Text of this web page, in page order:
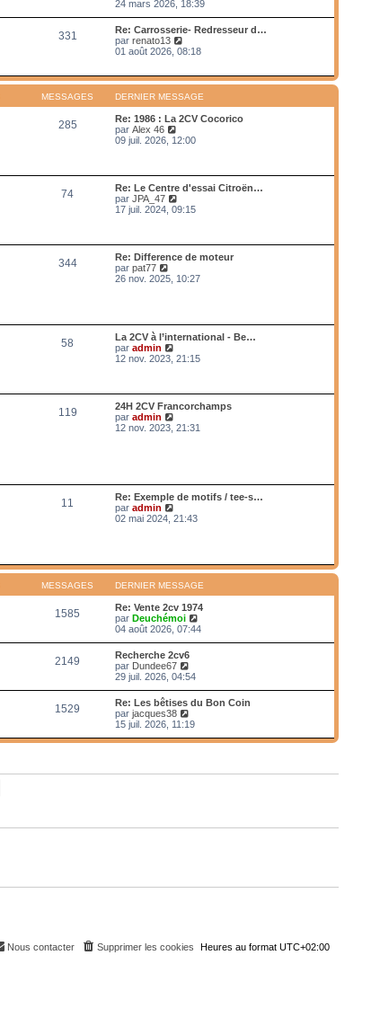
a
g
e
e
r
m
e
s
s
g
d
e
r
n
i
r
m
e
s
s
g
o
r
l
e
d
r
i
e
r
e
a
g
24 mars 2026, 18:39
331
Re: Carrosserie- Redresseur d…
parrenato13
o
l
e
e
r
n
i
m
e
s
e
01 août 2026, 08:18
MESSAGES DERNIER MESSAGE
285
Re: 1986 : La 2CV Cocorico
parAlex 46
o
d
e
r
e
r
e
g
e
09 juil. 2026, 12:00
74
Re: Le Centre d'essai Citroën…
parJPA_47
o
d
e
r
r
m
s
g
e
17 juil. 2024, 09:15
344
Re: Difference de moteur
parpat77
o
e
r
n
r
m
e
s
26 nov. 2025, 10:27
58
La 2CV à l’international - Be…
paradmin
o
d
e
r
m
e
s
12 nov. 2023, 21:15
119
24H 2CV Francorchamps
paradmin
o
e
r
n
i
e
s
a
g
e
12 nov. 2023, 21:31
11
Re: Exemple de motifs / tee-s…
paradmin
o
d
e
n
i
e
r
m
e
s
s
a
g
e
02 mai 2024, 21:43
MESSAGES DERNIER MESSAGE
1585
Re: Vente 2cv 1974
parDeuchémoi
o
e
r
e
r
04 août 2026, 07:44
2149
Recherche 2cv6
par Dundee67
o
r
l
e
d
e
i
s
29 juil. 2026, 04:54
1529
Re: Les bêtises du Bon Coin
parjacques38
o
r
d
e
s
15 juil. 2026, 11:19
Heures au formatUTC+02:00
Supprimer les cookies
Nous contacter